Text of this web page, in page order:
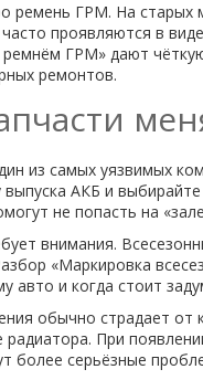
ремень ГРМ. На старых
часто проявляются в
ГРМ» дают
ремонтов.
из самых уязвимых
выпуска АКБ и
не попасть на
внимания.
«Маркировка
авто и когда стоит
обычно страдает от
радиатора. При
более серьёзные